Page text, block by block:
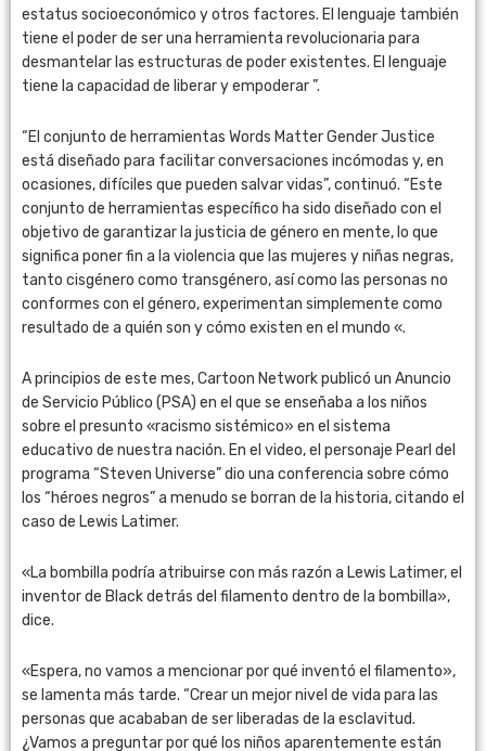
estatus socioeconómico y otros factores. El lenguaje también
tiene el poder de ser una herramienta revolucionaria para
desmantelar las estructuras de poder existentes. El lenguaje
tiene la capacidad de liberar y empoderar ”.
“El conjunto de herramientas Words Matter Gender Justice
está diseñado para facilitar conversaciones incómodas y, en
ocasiones, difíciles que pueden salvar vidas”, continuó. “Este
conjunto de herramientas específico ha sido diseñado con el
objetivo de garantizar la justicia de género en mente, lo que
significa poner fin a la violencia que las mujeres y niñas negras,
tanto cisgénero como transgénero, así como las personas no
conformes con el género, experimentan simplemente como
resultado de a quién son y cómo existen en el mundo «.
A principios de este mes, Cartoon Network publicó un Anuncio
de Servicio Público (PSA) en el que se enseñaba a los niños
sobre el presunto «racismo sistémico» en el sistema
educativo de nuestra nación. En el video, el personaje Pearl del
programa “Steven Universe” dio una conferencia sobre cómo
los “héroes negros” a menudo se borran de la historia, citando el
caso de Lewis Latimer.
«La bombilla podría atribuirse con más razón a Lewis Latimer, el
inventor de Black detrás del filamento dentro de la bombilla»,
dice.
«Espera, no vamos a mencionar por qué inventó el filamento»,
se lamenta más tarde. “Crear un mejor nivel de vida para las
personas que acababan de ser liberadas de la esclavitud.
¿Vamos a preguntar por qué los niños aparentemente están